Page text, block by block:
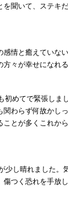
聞いて、ステキ
情と癒えていな
々が幸せになれ
初めてで緊張し
わらず何故か
とが多くこれ
少し晴れました
つく恐れを手放